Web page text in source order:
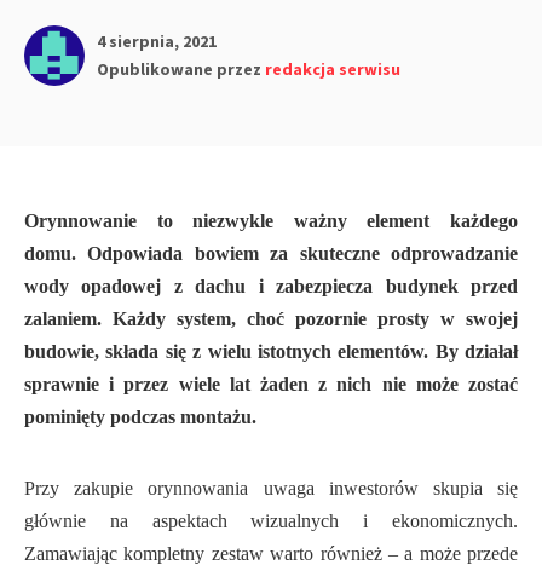
4 sierpnia, 2021
Opublikowane przez redakcja serwisu
Orynnowanie to niezwykle ważny element każdego
domu. Odpowiada bowiem za skuteczne odprowadzanie
wody opadowej z dachu i zabezpiecza budynek przed
zalaniem. Każdy system, choć pozornie prosty w swojej
budowie, składa się z wielu istotnych elementów. By działał
sprawnie i przez wiele lat żaden z nich nie może zostać
pominięty podczas montażu.
Przy zakupie orynnowania uwaga inwestorów skupia się
głównie na aspektach wizualnych i ekonomicznych.
Zamawiając kompletny zestaw warto również – a może przede